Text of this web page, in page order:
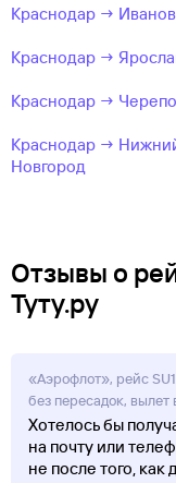
Краснодар →
Краснодар →
Краснодар →
Краснодар →
Новгород
Отзывы о
Туту.ру
«Аэрофлот», рейс
без пересадок, вылет
Хотелось бы
на почту или
не после того, как